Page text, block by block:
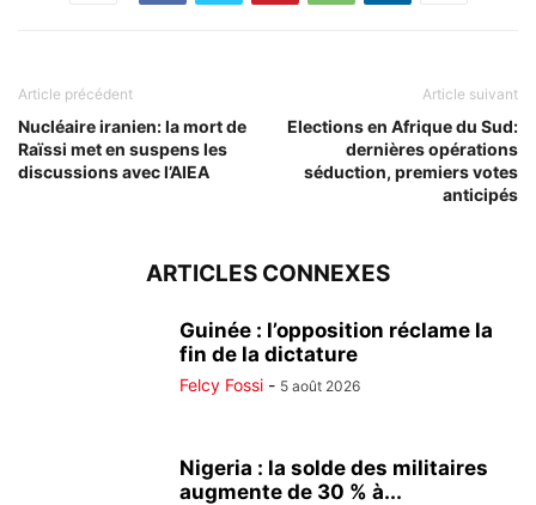
Article précédent
Nucléaire iranien: la mort de
Raïssi met en suspens les
discussions avec l’AIEA
Article suivant
Elections en Afrique du Sud:
dernières opérations
séduction, premiers votes
anticipés
ARTICLES CONNEXES
Guinée : l’opposition réclame la
fin de la dictature
Felcy Fossi - 5 août 2026
Nigeria : la solde des militaires
augmente de 30 % à...